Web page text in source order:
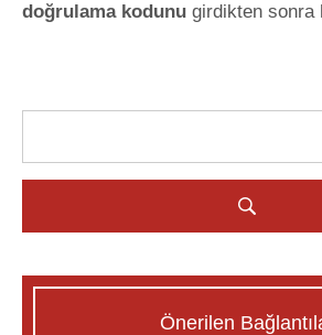
doğrulama kodunu girdikten sonra
Önerilen